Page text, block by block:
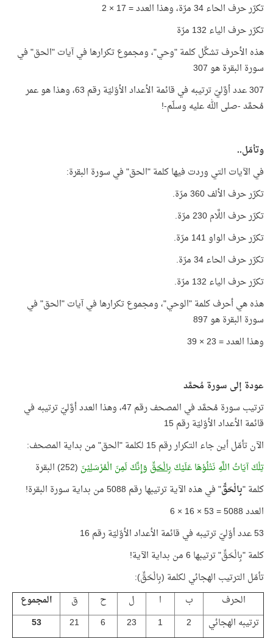
تكرّر حرف الحاء 34 مرّة، وهذا العدد = 17 × 2
تكرّر حرف الياء 132 مرّة
هذه الأحرف تشكِّل كلمة "وحي"، ومجموع تكرارها في آيات "الحق" في
سورة البقرة هو 307
307 عدد أوَّليّ ترتيبه في قائمة الأعداد الأوّليّة رقم 63، وهذا هو عمر
مُحمَّد -صلى الله عليه وسلّم-!
وتأمّل..
في الآيات التي وردت فيها كلمة "الحق" في سورة البقرة:
تكرّر حرف الألف 360 مرّة.
تكرّر حرف اللَّام 230 مرّة.
تكرّر حرف الواو 141 مرّة.
تكرّر حرف الحاء 34 مرّة.
تكرّر حرف الياء 132 مرّة.
هذه هي أحرف كلمة "الوحي"، ومجموع تكرارها في آيات "الحق" في
سورة البقرة هو 897
وهذا العدد = 23 × 39
عودة إلى سورة مُحمَّد
ترتيب سورة مُحمَّد في المصحف رقم 47، وهذا العدد أوَّليّ ترتيبه في
قائمة الأعداد الأوّليّة رقم 15
الآن تأمّل أين جاء التكرار رقم 15 لكلمة "الحق" من بداية المصحف:
تِلْكَ آيَاتُ اللَّهِ نَتْلُوْهَا عَلَيْكَبِالْحَقِّ وَإِنَّكَ لَمِنَ الْمُرْسَلِيْنَ (252) البقرة
كلمة "بِالْحَقِّ" في هذه الآية ترتيبها رقم 5088 من بداية سورة البقرة!
العدد 5088 = 53 × 16 × 6
53 عدد أوّليّ ترتيبه في قائمة الأعداد الأوّليّة رقم 16
كلمة "بِالْحَقِّ" ترتيبها 6 من بداية الآية!
تأمّل الترتيب الهجائي لكلمة (بِالْحَقِّ):
الحرف
ب ا ل ح ق
المجموع
ترتيبه الهجائي
2
1
23
6
21
53